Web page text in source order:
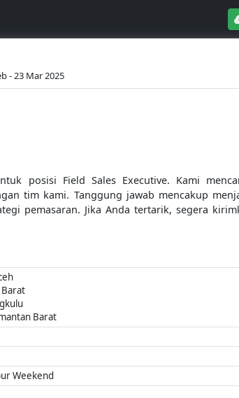
- 23 Mar 2025
posisi Field Sales Executive. Kami
tim kami. Tanggung jawab mencakup
pemasaran. Jika Anda tertarik, segera
Barat
Barat
Weekend